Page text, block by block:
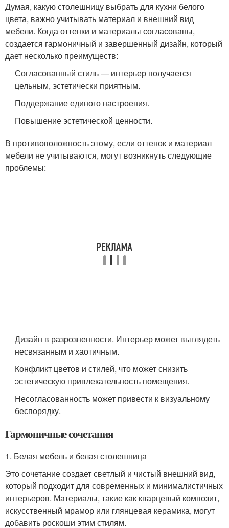
Думая, какую столешницу выбрать для кухни белого
цвета, важно учитывать материал и внешний вид
мебели. Когда оттенки и материалы согласованы,
создается гармоничный и завершенный дизайн, который
дает несколько преимуществ:
Согласованный стиль — интерьер получается
цельным, эстетически приятным.
Поддержание единого настроения.
Повышение эстетической ценности.
В противоположность этому, если оттенок и материал
мебели не учитываются, могут возникнуть следующие
проблемы:
Дизайн в разрозненности. Интерьер может выглядеть
несвязанным и хаотичным.
Конфликт цветов и стилей, что может снизить
эстетическую привлекательность помещения.
Несогласованность может привести к визуальному
беспорядку.
Гармоничные сочетания
1. Белая мебель и белая столешница
Это сочетание создает светлый и чистый внешний вид,
который подходит для современных и минималистичных
интерьеров. Материалы, такие как кварцевый композит,
искусственный мрамор или глянцевая керамика, могут
добавить роскоши этим стилям.